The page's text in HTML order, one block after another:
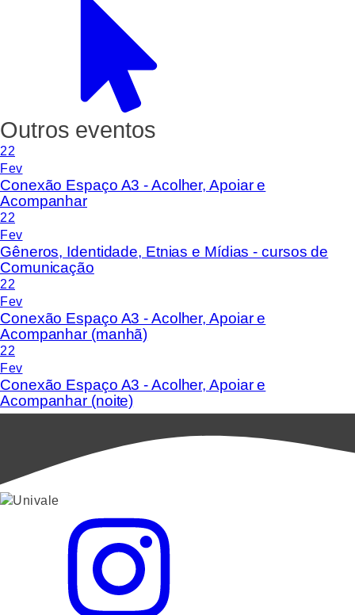
Outros eventos
22
Fev
Conexão Espaço A3 - Acolher, Apoiar e
Acompanhar
22
Fev
Gêneros, Identidade, Etnias e Mídias - cursos de
Comunicação
22
Fev
Conexão Espaço A3 - Acolher, Apoiar e
Acompanhar (manhã)
22
Fev
Conexão Espaço A3 - Acolher, Apoiar e
Acompanhar (noite)